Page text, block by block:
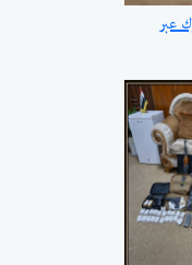
عبر